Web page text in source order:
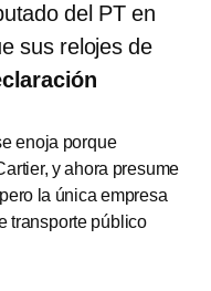
del PT en
sus relojes de
enoja porque
y ahora presume
la única empresa
transporte público